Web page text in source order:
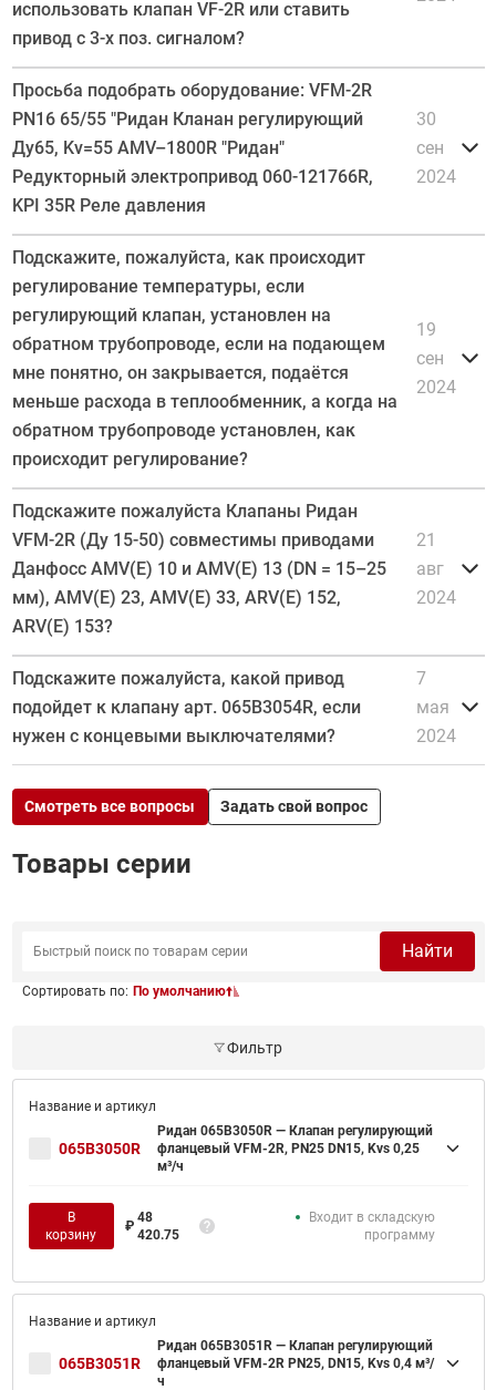
использовать клапан VF-2R или ставить
привод с 3-х поз. сигналом?
Просьба подобрать оборудование: VFM-2R
PN16 65/55 "Ридан Кланан регулирующий
Ду65, Kv=55 AMV–1800R "Ридан"
Редукторный электропривод 060-121766R,
KPI 35R Реле давления
30
сен
2024
Подскажите, пожалуйста, как происходит
регулирование температуры, если
регулирующий клапан, установлен на
обратном трубопроводе, если на подающем
мне понятно, он закрывается, подаётся
меньше расхода в теплообменник, а когда на
обратном трубопроводе установлен, как
происходит регулирование?
19
сен
2024
Подскажите пожалуйста Клапаны Ридан
VFM-2R (Ду 15-50) совместимы приводами
Данфосс AMV(E) 10 и AMV(E) 13 (DN = 15–25
мм), AMV(E) 23, AMV(E) 33, ARV(E) 152,
ARV(E) 153?
21
авг
2024
Подскажите пожалуйста, какой привод
подойдет к клапану арт. 065B3054R, если
нужен с концевыми выключателями?
7
мая
2024
Смотреть все вопросы Задать свой вопрос
Товары серии
Найти
Сортировать по: По умолчанию
Фильтр
065B3050R
Ридан 065B3050R — Клапан регулирующий
фланцевый VFM-2R, PN25 DN15, Kvs 0,25
м³/ч
В
корзину
₽
48
420.75
Входит в складскую
программу
065B3051R
Ридан 065B3051R — Клапан регулирующий
фланцевый VFM-2R PN25, DN15, Kvs 0,4 м³/
ч